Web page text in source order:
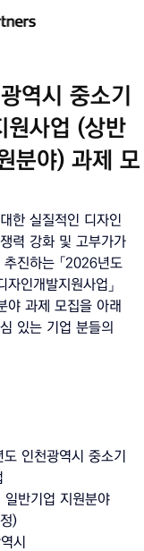
역시 중소기
원사업 (상반
분야) 과제 모
한 실질적인 디자인
력 강화 및 고부가가
진하는 「2026년도
인개발지원사업」
야 과제 모집을 아래
있는 기업 분들의
인천광역시 중소기
반기업 지원분야
)
시